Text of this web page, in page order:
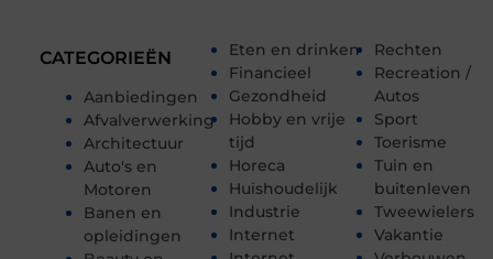
CATEGORIEËN
Aanbiedingen
Afvalverwerking
Architectuur
Auto's en
Motoren
Banen en
opleidingen
Eten en drinken
Financieel
Gezondheid
Hobby en vrije
tijd
Horeca
Huishoudelijk
Industrie
Internet
Rechten
Recreation /
Autos
Sport
Toerisme
Tuin en
buitenleven
Tweewielers
Vakantie